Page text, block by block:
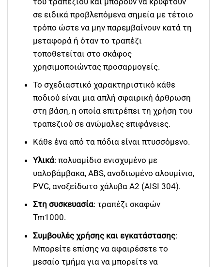
σε ειδικά προβλεπόμενα σημεία με τέτοιο
τρόπο ώστε να μην παρεμβαίνουν κατά τη
μεταφορά ή όταν το τραπέζι
τοποθετείται στο σκάφος
χρησιμοποιώντας προσαρμογείς.
Το σχεδιαστικό χαρακτηριστικό κάθε
ποδιού είναι μια απλή σφαιρική άρθρωση
στη βάση, η οποία επιτρέπει τη χρήση του
τραπεζιού σε ανώμαλες επιφάνειες.
Κάθε ένα από τα πόδια είναι πτυσσόμενο.
Υλικά: πολυαμίδιο ενισχυμένο με
υαλοβάμβακα, ABS, ανοδιωμένο αλουμίνιο,
PVC, ανοξείδωτο χάλυβα A2 (AISI 304).
Στη συσκευασία: τραπέζι σκαφών
Tm1000.
Συμβουλές χρήσης και εγκατάστασης:
Μπορείτε επίσης να αφαιρέσετε το
μεσαίο τμήμα για να μπορείτε να